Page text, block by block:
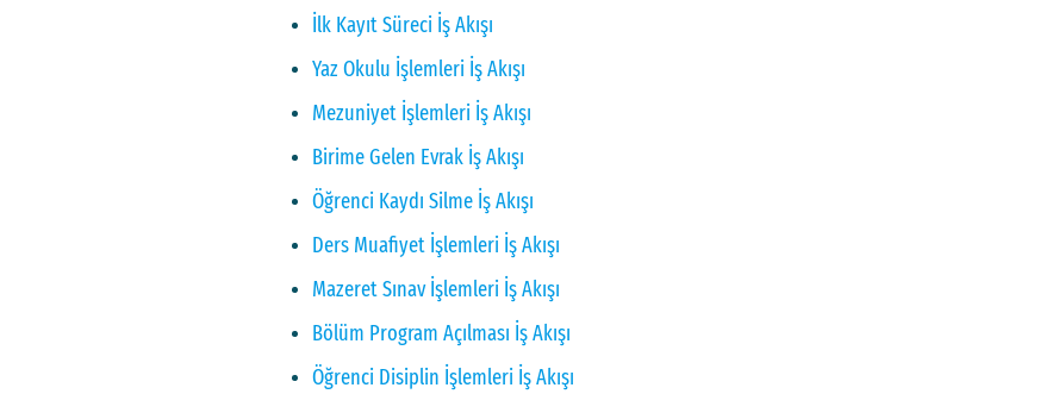
İlk Kayıt Süreci İş Akışı
Yaz Okulu İşlemleri İş Akışı
Mezuniyet İşlemleri İş Akışı
Birime Gelen Evrak İş Akışı
Öğrenci Kaydı Silme İş Akışı
Ders Muafiyet İşlemleri İş Akışı
Mazeret Sınav İşlemleri İş Akışı
Bölüm Program Açılması İş Akışı
Öğrenci Disiplin İşlemleri İş Akışı